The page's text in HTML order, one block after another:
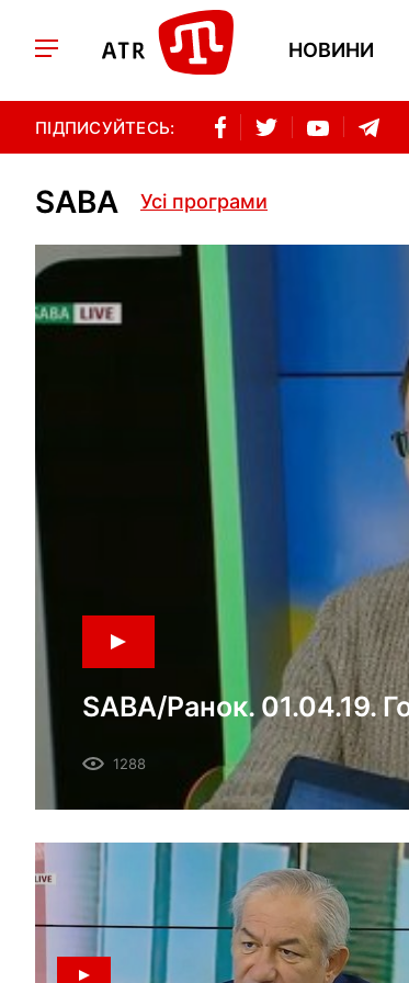
НОВИНИ
ПІДПИСУЙТЕСЬ:
SABA Усі програми
SABA/Ранок. 01.04.19.
Тема: Выборы-2019,
1288